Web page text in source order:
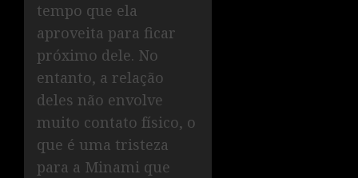
tempo que ela
aproveita para ficar
próximo dele. No
entanto, a relação
deles não envolve
muito contato físico, o
que é uma tristeza
para a Minami que